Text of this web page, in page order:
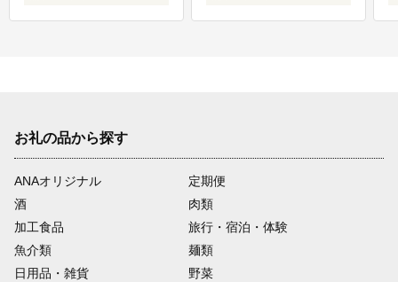
お礼の品から探す
ANAオリジナル
定期便
酒
肉類
加工食品
旅行・宿泊・体験
魚介類
麺類
日用品・雑貨
野菜